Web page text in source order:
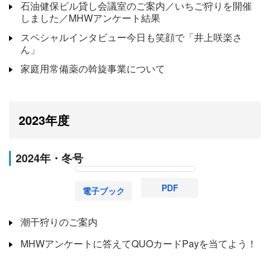
石油健保ビル貸し会議室のご案内／いちご狩りを開催
しました／MHWアンケート結果
スペシャルインタビュー今日も笑顔で「井上咲楽さ
ん」
家庭用常備薬の斡旋事業について
2023年度
2024年・冬号
電子ブック PDF
潮干狩りのご案内
MHWアンケートに答えてQUOカードPayを当てよう！